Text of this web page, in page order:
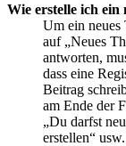
Wie erstelle ich ein
Um ein neues
auf „Neues
antworten,
dass eine
Beitrag
am Ende der
„Du darfst
erstellen“ usw.